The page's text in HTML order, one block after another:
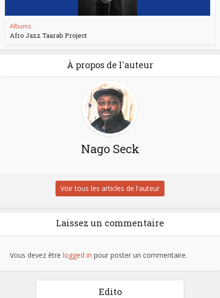
Albums
Afro Jazz Taarab Project
À propos de l'auteur
Nago Seck
Voir tous les articles de l'auteur
Laissez un commentaire
Vous devez être logged in pour poster un commentaire.
Edito